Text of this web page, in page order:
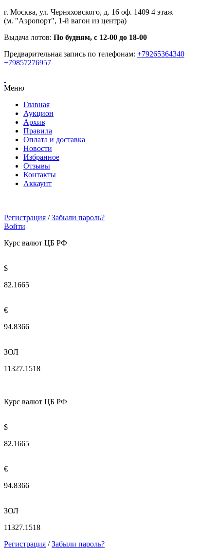
г. Москва, ул. Черняховского, д. 16 оф. 1409 4 этаж
(м. "Аэропорт", 1-й вагон из центра)
Выдача лотов: По будням, с 12-00 до 18-00
Предварительная запись по телефонам: +79265364340
+79857276957
Меню
Главная
Аукцион
Архив
Правила
Оплата и доставка
Новости
Избранное
Отзывы
Контакты
Аккаунт
Регистрация / Забыли пароль?
Войти
Курс валют ЦБ РФ
$
82.1665
€
94.8366
ЗОЛ
11327.1518
Курс валют ЦБ РФ
$
82.1665
€
94.8366
ЗОЛ
11327.1518
Регистрация / Забыли пароль?